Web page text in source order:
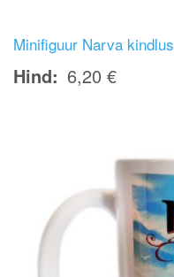
Minifiguur Narva kindlus
Hind 6,20 €